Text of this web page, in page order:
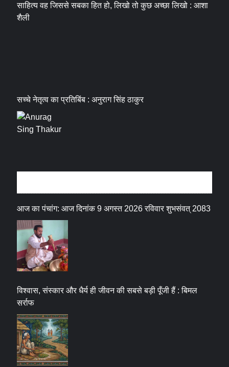
साहित्य वह जिससे सबका हित हो, लिखो तो कुछ अच्छा लिखो : आशा
शैली
सच्चे नेतृत्व का प्रतिबिंब : अनुराग सिंह ठाकुर
आज का पंचांग: आज दिनांक 9 अगस्त 2026 रविवार शुभसंवत् 2083
विश्वास, संस्कार और धैर्य ही जीवन की सबसे बड़ी पूँजी हैं : बिमल
सर्राफ